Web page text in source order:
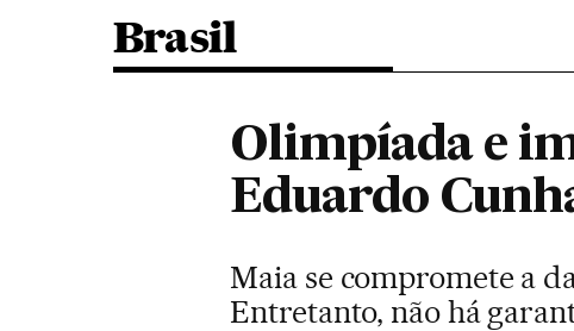
Brasil
Olimpíada e
Eduardo
Maia se compromete a
Entretanto, não há